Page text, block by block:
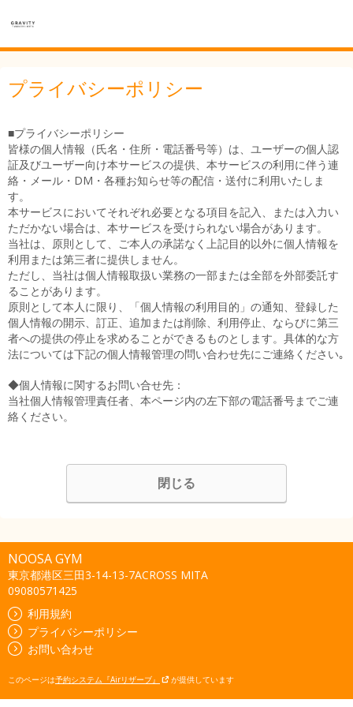
プライバシーポリシー
■プライバシーポリシー
皆様の個人情報（氏名・住所・電話番号等）は、ユーザーの個人認
証及びユーザー向け本サービスの提供、本サービスの利用に伴う連
絡・メール・DM・各種お知らせ等の配信・送付に利用いたしま
す。
本サービスにおいてそれぞれ必要となる項目を記入、または入力い
ただかない場合は、本サービスを受けられない場合があります。
当社は、原則として、ご本人の承諾なく上記目的以外に個人情報を
利用または第三者に提供しません。
ただし、当社は個人情報取扱い業務の一部または全部を外部委託す
ることがあります。
原則として本人に限り、「個人情報の利用目的」の通知、登録した
個人情報の開示、訂正、追加または削除、利用停止、ならびに第三
者への提供の停止を求めることができるものとします。具体的な方
法については下記の個人情報管理の問い合わせ先にご連絡ください｡
◆個人情報に関するお問い合せ先：
当社個人情報管理責任者、本ページ内の左下部の電話番号までご連
絡ください。
閉じる
NOOSA GYM
東京都港区三田3-14-13-7ACROSS MITA
09080571425
利用規約
プライバシーポリシー
お問い合わせ
このページは予約システム『Airリザーブ』 が提供しています